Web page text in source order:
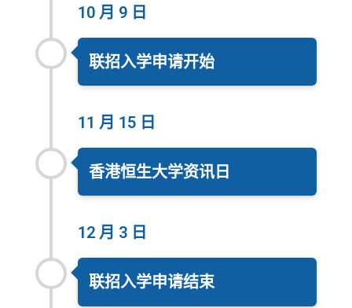
10 月 9 日
联招入学申请开始
11 月 15 日
香港恒生大学资讯日
12 月 3 日
联招入学申请结束